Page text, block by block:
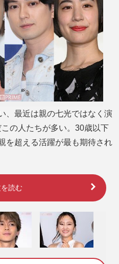
e
、最近は親の七光ではなく演
の人たちが多い。30歳以下
を超える活躍が最も期待され
読む